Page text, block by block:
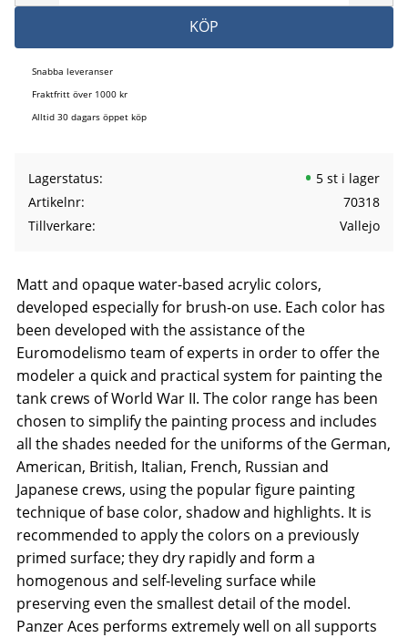
KÖP
Snabba leveranser
Fraktfritt över 1000 kr
Alltid 30 dagars öppet köp
Lagerstatus
5 st i lager
Artikelnr
70318
Tillverkare
Vallejo
Matt and opaque water-based acrylic colors,
developed especially for brush-on use. Each color has
been developed with the assistance of the
Euromodelismo team of experts in order to offer the
modeler a quick and practical system for painting the
tank crews of World War II. The color range has been
chosen to simplify the painting process and includes
all the shades needed for the uniforms of the German,
American, British, Italian, French, Russian and
Japanese crews, using the popular figure painting
technique of base color, shadow and highlights. It is
recommended to apply the colors on a previously
primed surface; they dry rapidly and form a
homogenous and self-leveling surface while
preserving even the smallest detail of the model.
Panzer Aces performs extremely well on all supports